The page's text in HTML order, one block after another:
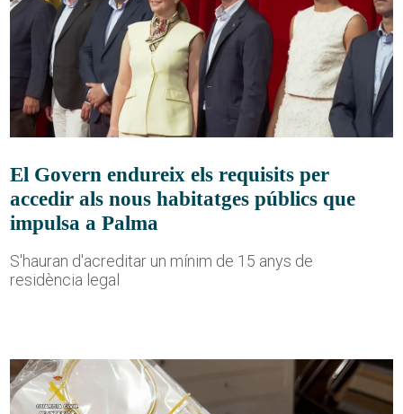
El Govern endureix els requisits per
accedir als nous habitatges públics que
impulsa a Palma
S'hauran d'acreditar un mínim de 15 anys de
residència legal